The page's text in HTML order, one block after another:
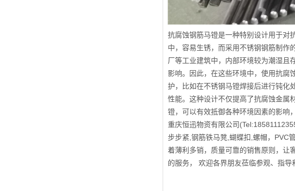
抗腐蚀钢筋马镫是一种特别设计用于对
中，容易生锈，而采用不锈钢钢筋制作
厂等工业建筑中，内部环境较为潮湿且
影响。因此，在这些环境中，使用抗腐
护，比如在不锈钢马镫焊接后进行钝化
性能。这种设计不仅提高了抗腐蚀金属
镫，可以有效抵御各种环境因素的影响
重庆恒迅物资有限公司
步步紧,钢筋铁马凳,蝴蝶扣,螺帽，PVC
着薄利多销，质量可靠的销售原则，让
的服务， 欢迎各界朋友莅临参观、指导